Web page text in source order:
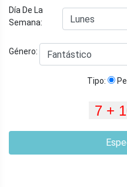
Día De La
Semana:
Género:
Tipo: